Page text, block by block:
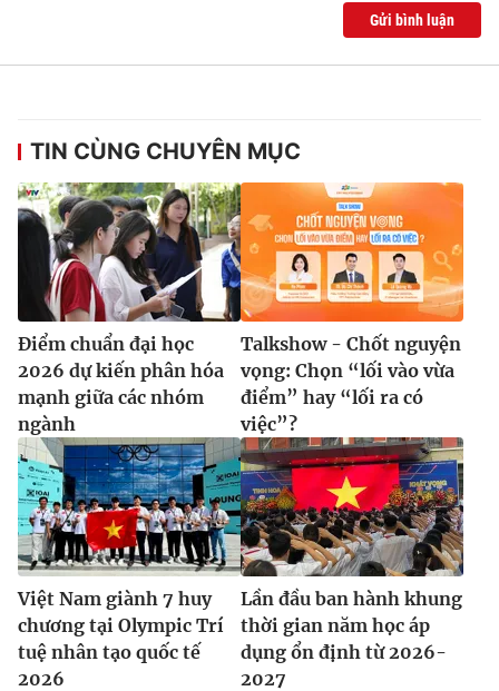
® Cấm sao chép dưới mọi hình thức nếu không có sự chấp
thuận bằng văn bản. Ghi rõ nguồn VTV.vn khi phát hành lại
thông tin từ website này.
Gửi bình luận
TIN CÙNG CHUYÊN MỤC
Điểm chuẩn đại học
2026 dự kiến phân hóa
mạnh giữa các nhóm
ngành
Talkshow - Chốt nguyện
vọng: Chọn “lối vào vừa
điểm” hay “lối ra có
việc”?
Việt Nam giành 7 huy
chương tại Olympic Trí
tuệ nhân tạo quốc tế
2026
Lần đầu ban hành khung
thời gian năm học áp
dụng ổn định từ 2026-
2027